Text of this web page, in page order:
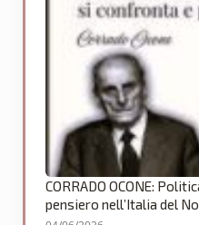
CORRADO OCONE:
pensiero nell’Italia del